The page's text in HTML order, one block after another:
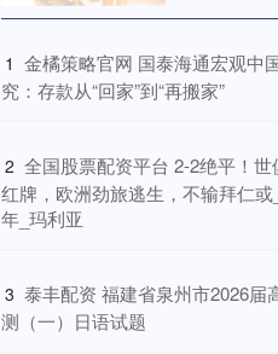
1 金橘策略官网 国泰海通宏观中
究：存款从“回家”到“再搬家”
2 全国股票配资平台 2-2绝平！
红牌，欧洲劲旅逃生，不输拜仁
年_玛利亚
3 泰丰配资 福建省泉州市2026届
测（一）日语试题